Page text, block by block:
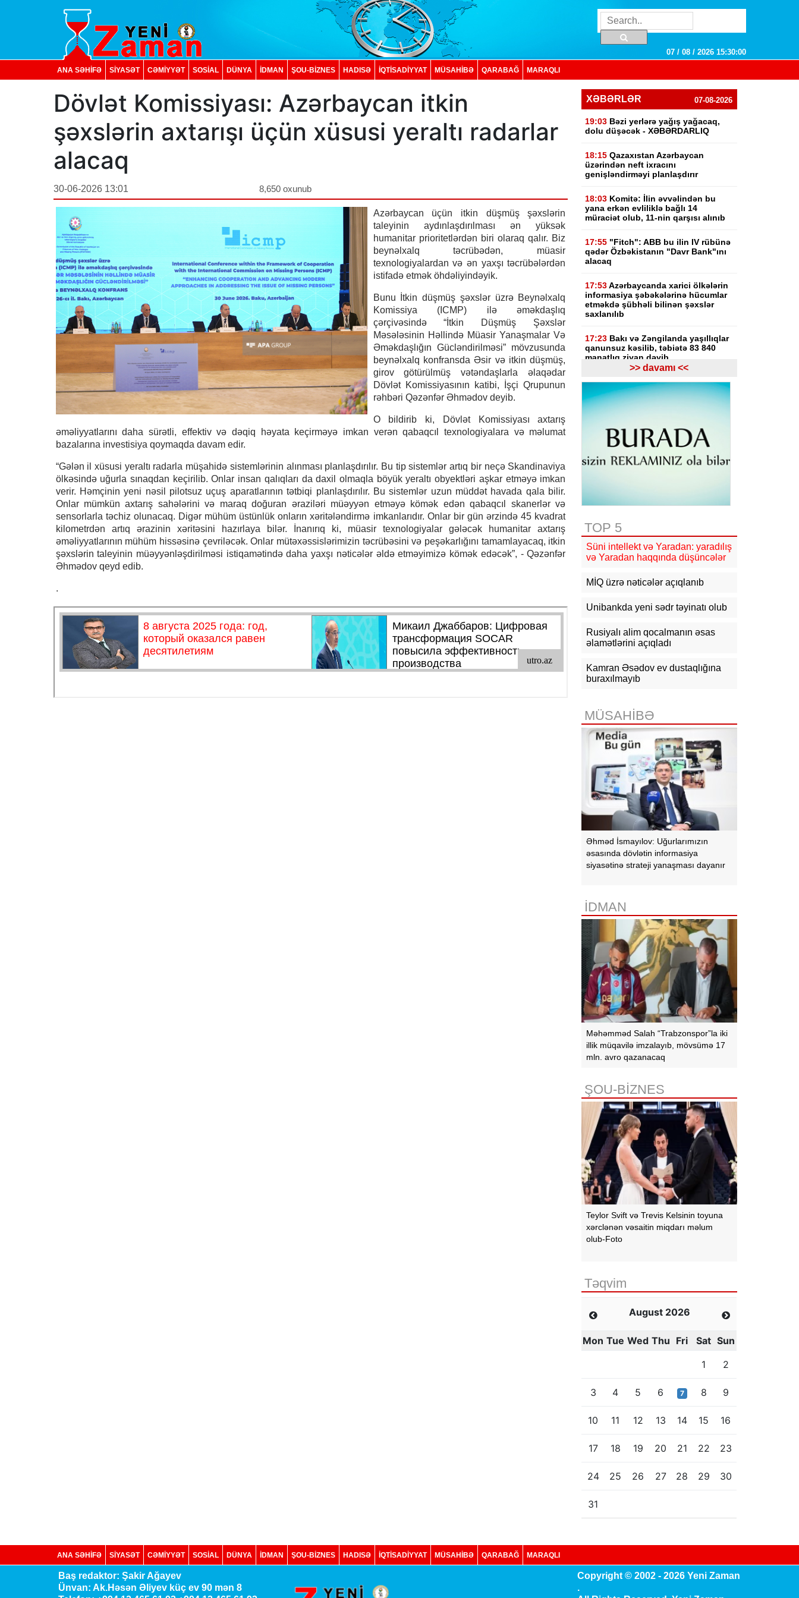
07 / 08 / 2026 15:30:00
ANA SƏHİFƏ SİYASƏT CƏMİYYƏT SOSIAL DÜNYA İDMAN ŞOU-BİZNES HADISƏ İQTISADIYYAT MÜSAHİBƏ QARABAĞ MARAQLI
Dövlət Komissiyası: Azərbaycan itkin
şəxslərin axtarışı üçün xüsusi yeraltı radarlar
alacaq
30-06-2026 13:01 8,650 oxunub
Azərbaycan üçün itkin düşmüş şəxslərin
taleyinin aydınlaşdırılması ən yüksək
humanitar prioritetlərdən biri olaraq qalır. Biz
beynəlxalq təcrübədən, müasir
texnologiyalardan və ən yaxşı təcrübələrdən
istifadə etmək öhdəliyindəyik.
Bunu İtkin düşmüş şəxslər üzrə Beynəlxalq
Komissiya (ICMP) ilə əməkdaşlıq
çərçivəsində “İtkin Düşmüş Şəxslər
Məsələsinin Həllində Müasir Yanaşmalar Və
Əməkdaşlığın Gücləndirilməsi” mövzusunda
beynəlxalq konfransda Əsir və itkin düşmüş,
girov götürülmüş vətəndaşlarla əlaqədar
Dövlət Komissiyasının katibi, İşçi Qrupunun
rəhbəri Qəzənfər Əhmədov deyib.
O bildirib ki, Dövlət Komissiyası axtarış
əməliyyatlarını daha sürətli, effektiv və dəqiq həyata keçirməyə imkan verən qabaqcıl texnologiyalara və məlumat
bazalarına investisiya qoymaqda davam edir.
“Gələn il xüsusi yeraltı radarla müşahidə sistemlərinin alınması planlaşdırılır. Bu tip sistemlər artıq bir neçə Skandinaviya
ölkəsində uğurla sınaqdan keçirilib. Onlar insan qalıqları da daxil olmaqla böyük yeraltı obyektləri aşkar etməyə imkan
verir. Həmçinin yeni nəsil pilotsuz uçuş aparatlarının tətbiqi planlaşdırılır. Bu sistemlər uzun müddət havada qala bilir.
Onlar mümkün axtarış sahələrini və maraq doğuran əraziləri müəyyən etməyə kömək edən qabaqcıl skanerlər və
sensorlarla təchiz olunacaq. Digər mühüm üstünlük onların xəritələndirmə imkanlarıdır. Onlar bir gün ərzində 45 kvadrat
kilometrdən artıq ərazinin xəritəsini hazırlaya bilər. İnanırıq ki, müasir texnologiyalar gələcək humanitar axtarış
əməliyyatlarının mühüm hissəsinə çevriləcək. Onlar mütəxəssislərimizin təcrübəsini və peşəkarlığını tamamlayacaq, itkin
şəxslərin taleyinin müəyyənləşdirilməsi istiqamətində daha yaxşı nəticələr əldə etməyimizə kömək edəcək”, - Qəzənfər
Əhmədov qeyd edib.
.
XƏBƏRLƏR 07-08-2026
19:03 Bəzi yerlərə yağış yağacaq,
dolu düşəcək - XƏBƏRDARLIQ
18:15 Qazaxıstan Azərbaycan
üzərindən neft ixracını
genişləndirməyi planlaşdırır
18:03 Komitə: İlin əvvəlindən bu
yana erkən evliliklə bağlı 14
müraciət olub, 11-nin qarşısı alınıb
17:55 "Fitch": ABB bu ilin IV rübünə
qədər Özbəkistanın "Davr Bank"ını
alacaq
17:53 Azərbaycanda xarici ölkələrin
informasiya şəbəkələrinə hücumlar
etməkdə şübhəli bilinən şəxslər
saxlanılıb
17:23 Bakı və Zəngilanda yaşıllıqlar
qanunsuz kəsilib, təbiətə 83 840
manatlıq ziyan dəyib
17:09 Bakıda estetik əməliyyatdan
sonra pasiyentin ölüm faktı üzrə
araşdırma başlayıb
aldadan şəxs saxlanılıb
16:39 Səfərbərlik Xidmətinin
rüşvətlə bağlı həbs olunan 3
16:10 Jurnalistika ixtisası üzrə
qabiliyyət imtahanının nəticələri
açıqlanıb
15:50 Ədliyyə naziri Lerik rayonunda
vətəndaşları qəbul edib
15:24 Bakının mərkəzində 3
söndürülüb, 2 nəfər tüstüdən
zəhərlənib
15:02 Ukrayna aqrar sektora yardım
üçün Aİ-dən 220 milyon avro istəyir
və Pakistan Məkkə Sazişini
imzalayıb: Üzvlərdən birinə hücum
hamısına hücum sayılacaq
>> davamı <<
TOP 5
Süni intellekt və Yaradan: yaradılış
və Yaradan haqqında düşüncələr
MİQ üzrə nəticələr açıqlanıb
Unibankda yeni sədr təyinatı olub
Rusiyalı alim qocalmanın əsas
əlamətlərini açıqladı
Kamran Əsədov ev dustaqlığına
buraxılmayıb
MÜSAHİBƏ
Əhməd İsmayılov: Uğurlarımızın
əsasında dövlətin informasiya
siyasətinə strateji yanaşması dayanır
İDMAN
Məhəmməd Salah “Trabzonspor”la iki
illik müqavilə imzalayıb, mövsümə 17
mln. avro qazanacaq
ŞOU-BİZNES
Teylor Svift və Trevis Kelsinin toyuna
xərclənən vəsaitin miqdarı məlum
olub-Foto
Təqvim
August 2026
Mon Tue Wed Thu Fri Sat Sun
1
2
3 4 5 6 7 8 9
10 11 12 13 14 15 16
17 18 19 20 21 22 23
24 25 26 27 28 29 30
31
ANA SƏHİFƏ SİYASƏT CƏMİYYƏT SOSIAL DÜNYA İDMAN ŞOU-BİZNES HADISƏ İQTISADIYYAT MÜSAHİBƏ QARABAĞ MARAQLI
Baş redaktor: Şakir Ağayev
Ünvan: Ak.Həsən Əliyev küç ev 90 mən 8
Copyright © 2002 - 2026 Yeni Zaman
.